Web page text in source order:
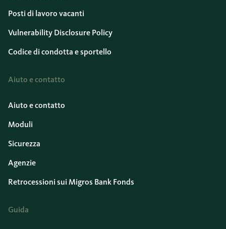
Posti di lavoro vacanti
Vulnerability Disclosure Policy
Codice di condotta e sportello
Aiuto e contatto
Aiuto e contatto
Moduli
Sicurezza
Agenzie
Retrocessioni sui Migros Bank Fonds
Guida